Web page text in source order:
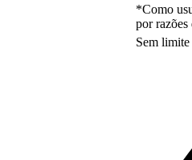
*Como
por razões
Sem limite